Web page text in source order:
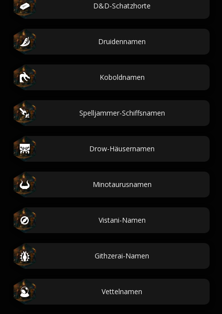
D&D-Schatzhorte
Druidennamen
Koboldnamen
Spelljammer-Schiffsnamen
Drow-Häusernamen
Minotaurusnamen
Vistani-Namen
Githzerai-Namen
Vettelnamen